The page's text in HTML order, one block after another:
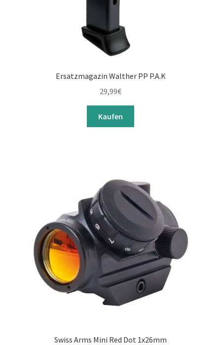
Ersatzmagazin Walther PP P.A.K
29,99€
Kaufen
Swiss Arms Mini Red Dot 1x26mm